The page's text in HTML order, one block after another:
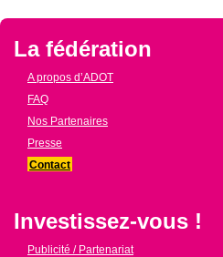
La fédération
A propos d’ADOT
FAQ
Nos Partenaires
Presse
Contact
Investissez-vous !
Publicité / Partenariat